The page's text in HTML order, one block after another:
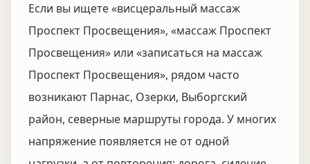
Если вы ищете «висцеральный массаж
Проспект Просвещения», «массаж Проспект
Просвещения» или «записаться на массаж
Проспект Просвещения», рядом часто
возникают Парнас, Озерки, Выборгский
район, северные маршруты города. У многих
напряжение появляется не от одной